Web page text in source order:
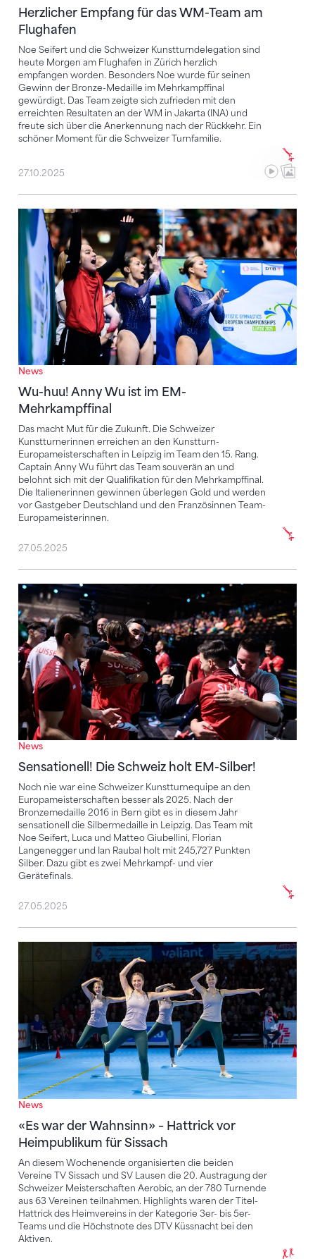
Herzlicher Empfang für das WM-Team am
Flughafen
Noe Seifert und die Schweizer Kunstturndelegation sind
heute Morgen am Flughafen in Zürich herzlich
empfangen worden. Besonders Noe wurde für seinen
Gewinn der Bronze-Medaille im Mehrkampffinal
gewürdigt. Das Team zeigte sich zufrieden mit den
erreichten Resultaten an der WM in Jakarta (INA) und
freute sich über die Anerkennung nach der Rückkehr. Ein
schöner Moment für die Schweizer Turnfamilie.
27.10.2025
News
Wu-huu! Anny Wu ist im EM-
Mehrkampffinal
Das macht Mut für die Zukunft. Die Schweizer
Kunstturnerinnen erreichen an den Kunstturn-
Europameisterschaften in Leipzig im Team den 15. Rang.
Captain Anny Wu führt das Team souverän an und
belohnt sich mit der Qualifikation für den Mehrkampffinal.
Die Italienerinnen gewinnen überlegen Gold und werden
vor Gastgeber Deutschland und den Französinnen Team-
Europameisterinnen.
Wu-huu! Anny Wu ist im EM-Mehrkampffinal
27.05.2025
News
Sensationell! Die Schweiz holt EM-Silber!
Noch nie war eine Schweizer Kunstturnequipe an den
Europameisterschaften besser als 2025. Nach der
Bronzemedaille 2016 in Bern gibt es in diesem Jahr
sensationell die Silbermedaille in Leipzig. Das Team mit
Noe Seifert, Luca und Matteo Giubellini, Florian
Langenegger und Ian Raubal holt mit 245,727 Punkten
Silber. Dazu gibt es zwei Mehrkampf- und vier
Gerätefinals.
Sensationell! Die Schweiz holt EM-Silber!
27.05.2025
News
«Es war der Wahnsinn» – Hattrick vor
Heimpublikum für Sissach
An diesem Wochenende organisierten die beiden
Vereine TV Sissach und SV Lausen die 20. Austragung der
Schweizer Meisterschaften Aerobic, an der 780 Turnende
aus 63 Vereinen teilnahmen. Highlights waren der Titel-
Hattrick des Heimvereins in der Kategorie 3er- bis 5er-
Teams und die Höchstnote des DTV Küssnacht bei den
Aktiven.
«Es war der Wahnsinn» – Hattrick vor